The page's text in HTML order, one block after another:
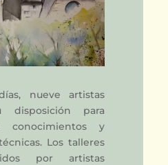
nueve artistas
para
conocimientos y
Los talleres
por artistas